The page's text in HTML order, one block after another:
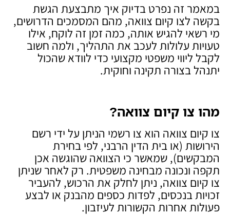
במאמר זה נפרט בדיוק איך מתבצעת הגשת
בקשה לצו קיום צוואה, מהם המסמכים הדרושים,
מי רשאי להגיש אותה, כמה זמן זה לוקח, אילו
טעויות עלולות לעכב את התהליך, ולמה חשוב
לקבל ליווי משפטי מקצועי כדי לוודא שהכול
יתנהל בצורה תקינה וחוקית.
מהו צו קיום צוואה?
צו קיום צוואה הוא צו רשמי הניתן על ידי רשם
הירושות (או בית הדין הרבני, לפי בחירת
המבקשים), שמאשר כי הצוואה שהוגשה אכן
תקפה ונכונה מבחינה משפטית. רק לאחר שניתן
צו קיום צוואה, ניתן לחלק את הרכוש, להעביר
זכויות בנכסים, לפדות כספים מהבנק או לבצע
פעולות אחרות הקשורות לעיזבון.